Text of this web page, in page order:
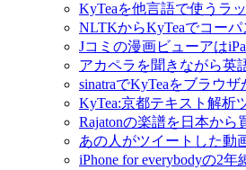
KyTeaを他言語で使うラ
NLTKからKyTeaでコーパ
Jコミの漫画ビューアは
アカペラを聞きながら英
sinatraでKyTeaをブラウ
KyTea:京都テキスト解析
Rajatonの楽譜を日本から
あの人がツイートした動
iPhone for everybodyの2